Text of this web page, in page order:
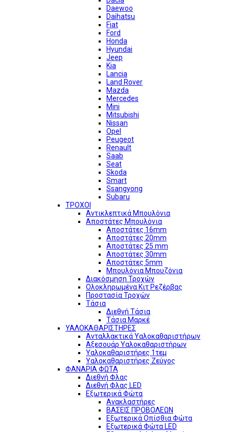
Daewoo
Daihatsu
Fiat
Ford
Honda
Hyundai
Jeep
Kia
Lancia
Land Rover
Mazda
Mercedes
Mini
Mitsubishi
Nissan
Opel
Peugeot
Renault
Saab
Seat
Skoda
Smart
Ssangyong
Subaru
ΤΡΟΧΟΙ
Αντικλεπτικά Μπουλόνια
Αποστάτες Μπουλόνια
Αποστάτες 16mm
Αποστάτες 20mm
Αποστάτες 25 mm
Αποστάτες 30mm
Αποστάτες 5mm
Μπουλόνια Μπουζόνια
Διακόσμηση Τροχών
Ολοκληρωμένα Κιτ Ρεζέρβας
Προστασία Τροχών
Τάσια
Διεθνή Τάσια
Τάσια Μαρκέ
ΥΑΛΟΚΑΘΑΡΙΣΤΗΡΕΣ
Ανταλλακτικά Υαλοκαθαριστήρων
Αξεσουάρ Υαλοκαθαριστήρων
Υαλοκαθαριστήρες 1τεμ
Υαλοκαθαριστήρες Ζεύγος
ΦΑΝΑΡΙΑ ΦΩΤΑ
Διεθνή Φλας
Διεθνή Φλας LED
Εξωτερικά Φώτα
Ανακλαστήρες
ΒΑΣΕΙΣ ΠΡΟΒΟΛΕΩΝ
Εξωτερικά Οπίσθια Φώτα
Εξωτερικά Φώτα LED